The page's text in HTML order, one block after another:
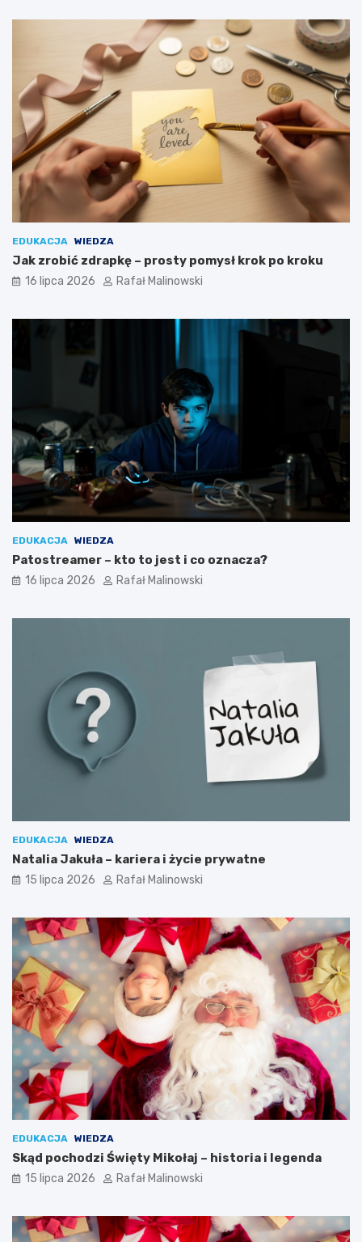
EDUKACJA WIEDZA
Jak zrobić zdrapkę – prosty pomysł krok po kroku
16 lipca 2026 Rafał Malinowski
EDUKACJA WIEDZA
Patostreamer – kto to jest i co oznacza?
16 lipca 2026 Rafał Malinowski
EDUKACJA WIEDZA
Natalia Jakuła – kariera i życie prywatne
15 lipca 2026 Rafał Malinowski
EDUKACJA WIEDZA
Skąd pochodzi Święty Mikołaj – historia i legenda
15 lipca 2026 Rafał Malinowski